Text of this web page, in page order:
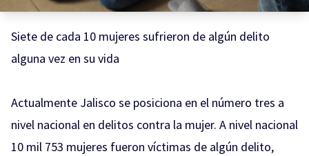
Siete de cada 10 mujeres sufrieron de algún delito
alguna vez en su vida
Actualmente Jalisco se posiciona en el número tres a
nivel nacional en delitos contra la mujer. A nivel nacional
10 mil 753 mujeres fueron víctimas de algún delito,